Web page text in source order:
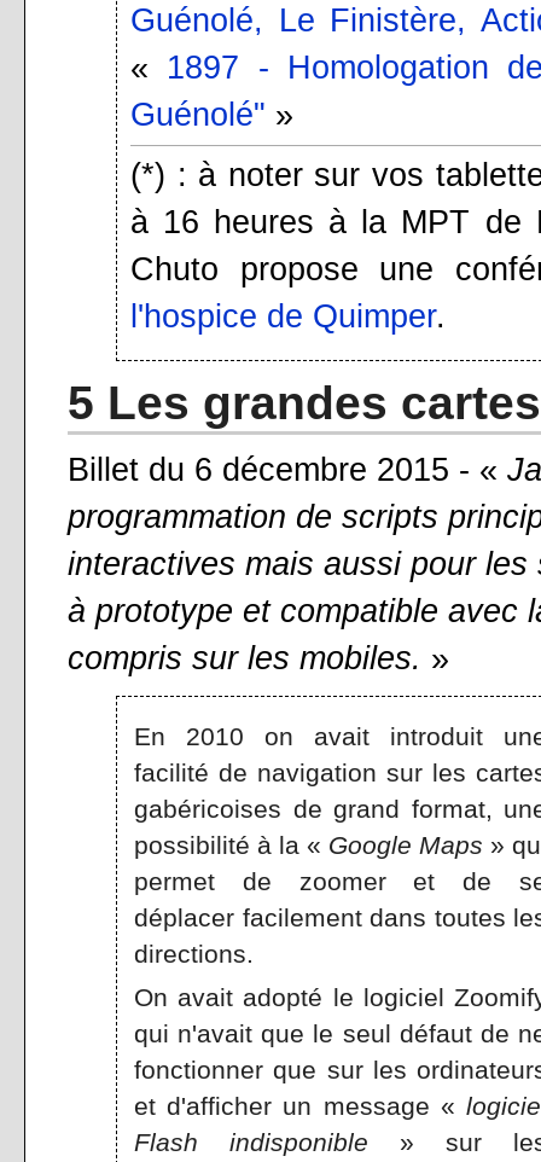
Guénolé, Le Finistère,
« 1897 - Homologation
Guénolé" »
(*) : à noter sur vos
à 16 heures à la MPT de
Chuto propose une
l'hospice de Quimper.
5 Les grandes
Billet du 6 décembre 2015 - «
programmation de scripts
interactives mais aussi pour les
à prototype et compatible avec
compris sur les mobiles. »
En 2010 on avait introduit
facilité de navigation sur les
gabéricoises de grand format,
possibilité à la « Google Maps »
permet de zoomer et de
déplacer facilement dans toutes
directions.
On avait adopté le logiciel
qui n'avait que le seul défaut de
fonctionner que sur les
et d'afficher un message «
Flash indisponible » sur